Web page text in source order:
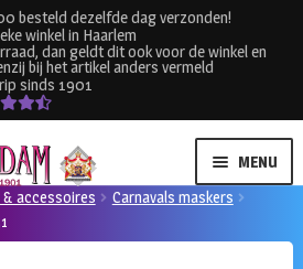
besteld dezelfde dag verzonden!
winkel in Haarlem
dan geldt dit ook voor de winkel en
bij het artikel anders vermeld
sinds 1901
MENU
& accessoires
Carnavals maskers